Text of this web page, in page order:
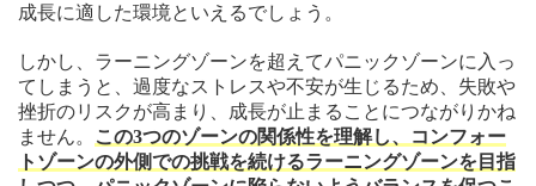
成長に適した環境といえるでしょう。
しかし、ラーニングゾーンを超えてパニックゾーンに入っ
てしまうと、過度なストレスや不安が生じるため、失敗や
挫折のリスクが高まり、成長が止まることにつながりかね
ません。
この3つのゾーンの関係性を理解し、コンフォー
トゾーンの外側での挑戦を続けるラーニングゾーンを目指